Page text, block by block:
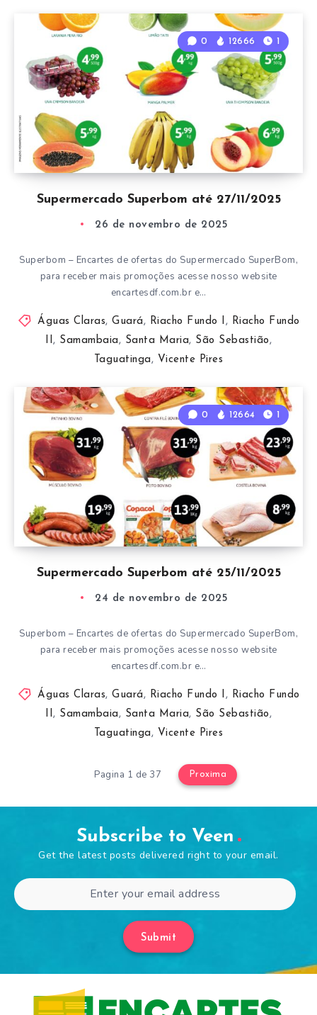
Supermercado Superbom até 27/11/2025
0 12666 1
26 de novembro de 2025
Superbom – Encartes de ofertas do Supermercado SuperBom,
para receber mais promoções acesse nosso website
encartesdf.com.br e…
Águas Claras, Guará , Riacho Fundo I , Riacho Fundo
, Samambaia , Santa Maria, São Sebastião ,
Taguatinga , Vicente Pires
Supermercado Superbom até 25/11/2025
0 12664 1
24 de novembro de 2025
Superbom – Encartes de ofertas do Supermercado SuperBom,
para receber mais promoções acesse nosso website
encartesdf.com.br e…
Águas Claras, Guará , Riacho Fundo I , Riacho Fundo
, Samambaia , Santa Maria, São Sebastião ,
Taguatinga , Vicente Pires
Pagina 1 de 37 Proxima
Subscribe to Veen
Get the latest posts delivered right to your email.
Submit